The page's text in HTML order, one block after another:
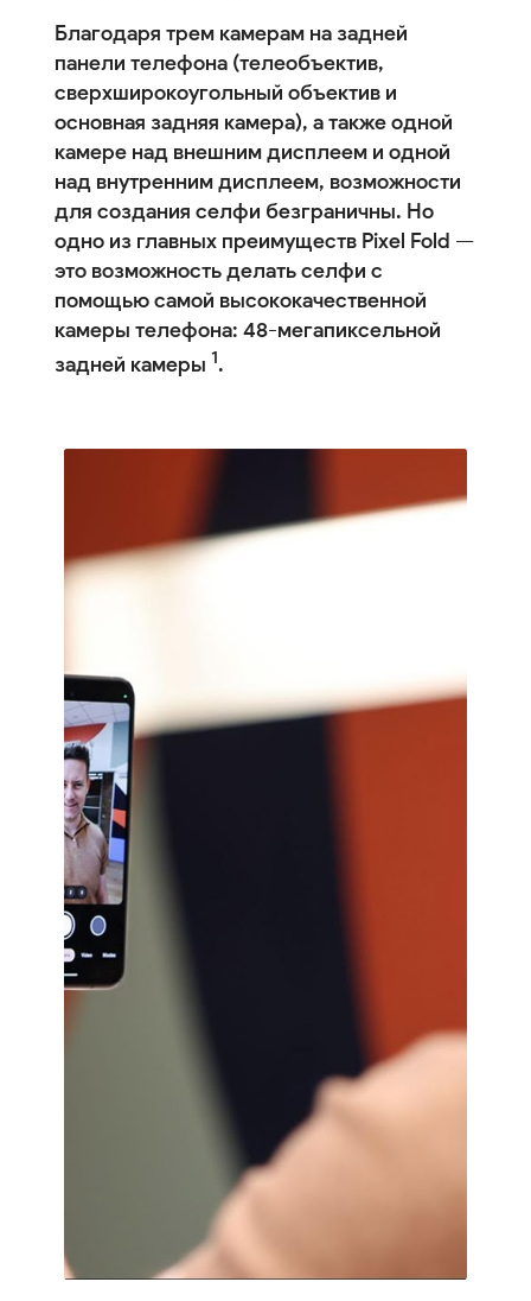
Благодаря трем камерам на задней
панели телефона (телеобъектив,
сверхширокоугольный объектив и
основная задняя камера), а также одной
камере над внешним дисплеем и одной
над внутренним дисплеем, возможности
для создания селфи безграничны. Но
одно из главных преимуществ Pixel Fold —
это возможность делать селфи с
помощью самой высококачественной
камеры телефона: 48-мегапиксельной
задней камеры 1.